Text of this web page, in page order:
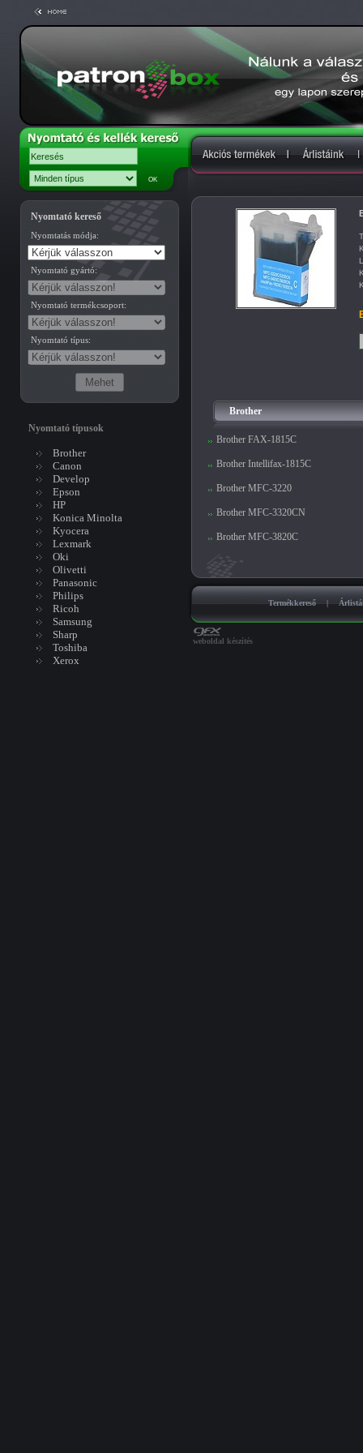
Nyomtató kereső
Nyomtatás módja:
Nyomtató gyártó:
Nyomtató termékcsoport:
Nyomtató típus:
Nyomtató típusok
Brother
Canon
Develop
Epson
HP
Konica Minolta
Kyocera
Lexmark
Oki
Olivetti
Panasonic
Philips
Ricoh
Samsung
Sharp
Toshiba
Xerox
Brother
Brother FAX-1815C
Brother Intellifax-1815C
Brother MFC-3220
Brother MFC-3320CN
Brother MFC-3820C
Termékkereső |
weboldal készítés